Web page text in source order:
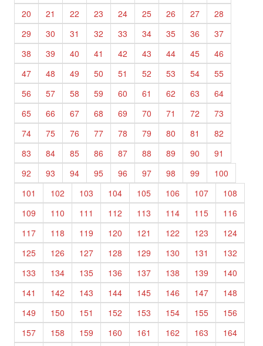
20 21 22 23 24 25 26 27
28
29
30 31 32 33 34 35 36
37
38
39 40 41 42 43 44 45
46
47
48 49 50 51 52 53 54
55
56
57 58 59 60 61 62 63
64
65
66 67 68 69 70 71 72
73
74
75 76 77 78 79 80 81
82
83
84 85 86 87 88 89 90
91
92
93 94 95 96 97 98 99
100
101
102 103 104 105 106 107
108
109
110 111 112 113 114 115
116
117
118 119 120 121 122 123
124
125
126 127 128 129 130 131
132
133
134 135 136 137 138 139
140
141
142 143 144 145 146 147
148
149
150 151 152 153 154 155
156
157
158 159 160 161 162 163
164